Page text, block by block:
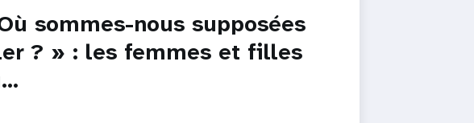
sommes-nous supposées
? » : les femmes et filles